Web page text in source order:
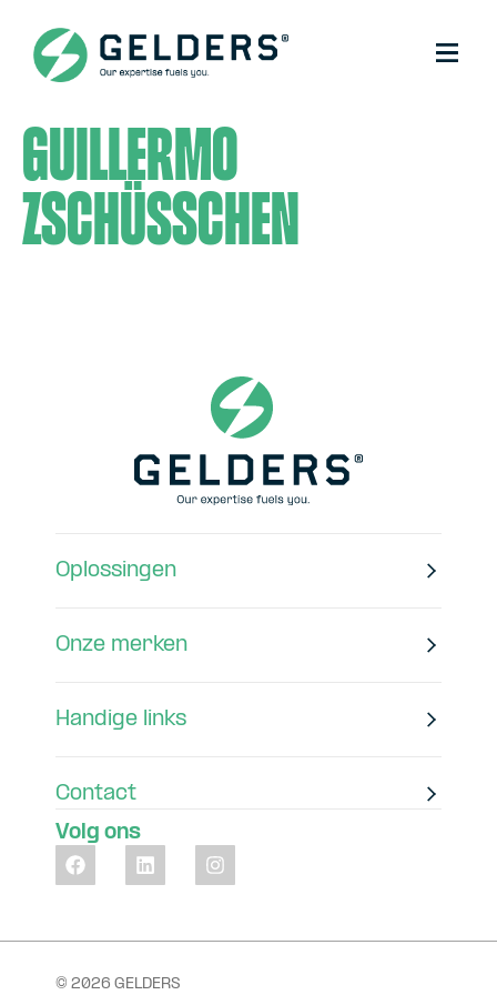
Guillermo
Zschüsschen
Oplossingen
Onze merken
Handige links
Contact
Volg ons
© 2026 GELDERS